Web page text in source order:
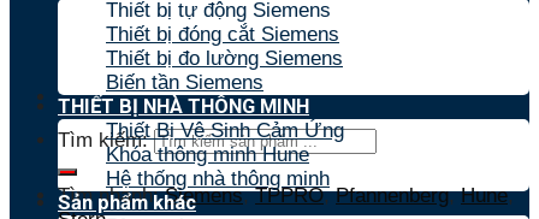
Tìm kiếm:
Tìm nhanh:Siemens,TPPRO,Pfannenberg,Hune,
Thiết bị tự động Siemens
Thiết bị đóng cắt Siemens
Thiết bị đo lường Siemens
Biến tần Siemens
THIẾT BỊ NHÀ THÔNG MINH
Thiết Bị Vệ Sinh Cảm Ứng
Khóa thông minh Hune
Hệ thống nhà thông minh
Sản phẩm khác